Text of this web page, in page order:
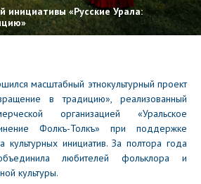
инициативы «Русские Урала:
масштабный этнокультурный проект
в традицию», реализованный
организацией «Уральское
Фолкъ-Толкъ» при поддержке
культурных инициатив. За полтора года
любителей фольклора и
культуры.